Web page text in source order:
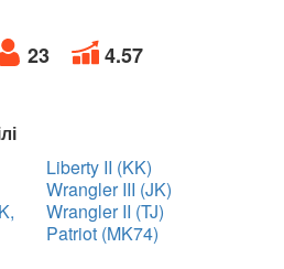
23 4.57
Liberty II (KK)
Wrangler III (JK)
Wrangler II (TJ)
Patriot (MK74)